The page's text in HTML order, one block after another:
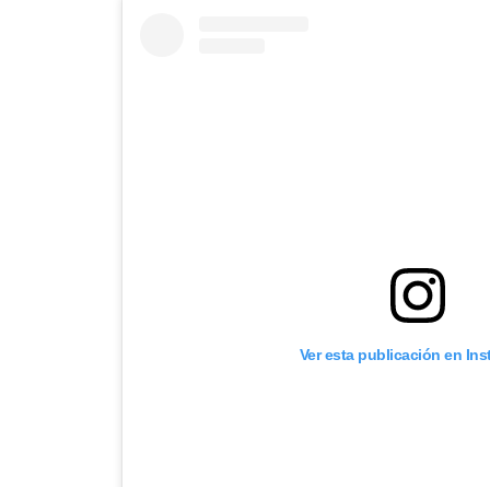
Ver esta publicación en